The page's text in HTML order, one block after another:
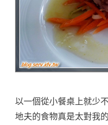
以一個從小餐桌上就少
地夫的食物真是太對我